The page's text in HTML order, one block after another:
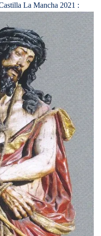
La Mancha 2021 :